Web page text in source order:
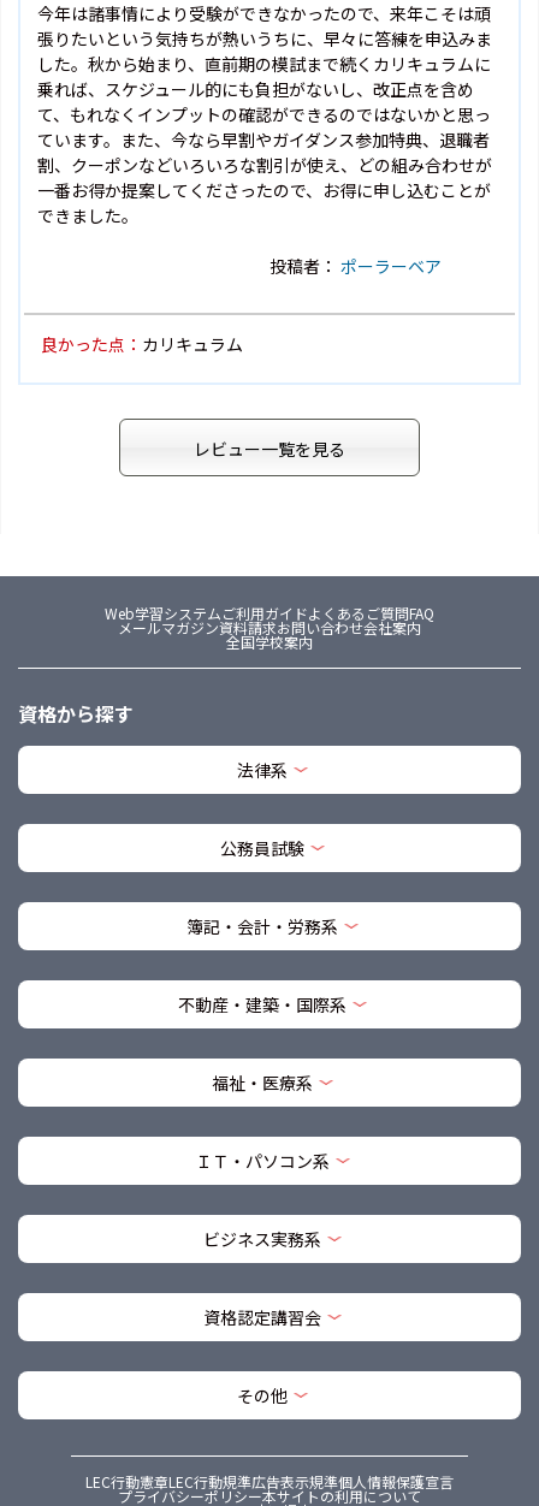
今年は諸事情により受験ができなかったので、来年こそは頑
張りたいという気持ちが熱いうちに、早々に答練を申込みま
した。秋から始まり、直前期の模試まで続くカリキュラムに
乗れば、スケジュール的にも負担がないし、改正点を含め
て、もれなくインプットの確認ができるのではないかと思っ
ています。また、今なら早割やガイダンス参加特典、退職者
割、クーポンなどいろいろな割引が使え、どの組み合わせが
一番お得か提案してくださったので、お得に申し込むことが
できました。
投稿者： ポーラーベア
良かった点： カリキュラム
レビュー一覧を見る
Web学習システムご利用ガイドよくあるご質問FAQ
メールマガジン資料請求お問い合わせ会社案内
全国学校案内
資格から探す
法律系
公務員試験
簿記・会計・労務系
不動産・建築・国際系
福祉・医療系
ＩＴ・パソコン系
ビジネス実務系
資格認定講習会
その他
LEC行動憲章LEC行動規準広告表示規準個人情報保護宣言
プライバシーポリシー本サイトの利用について